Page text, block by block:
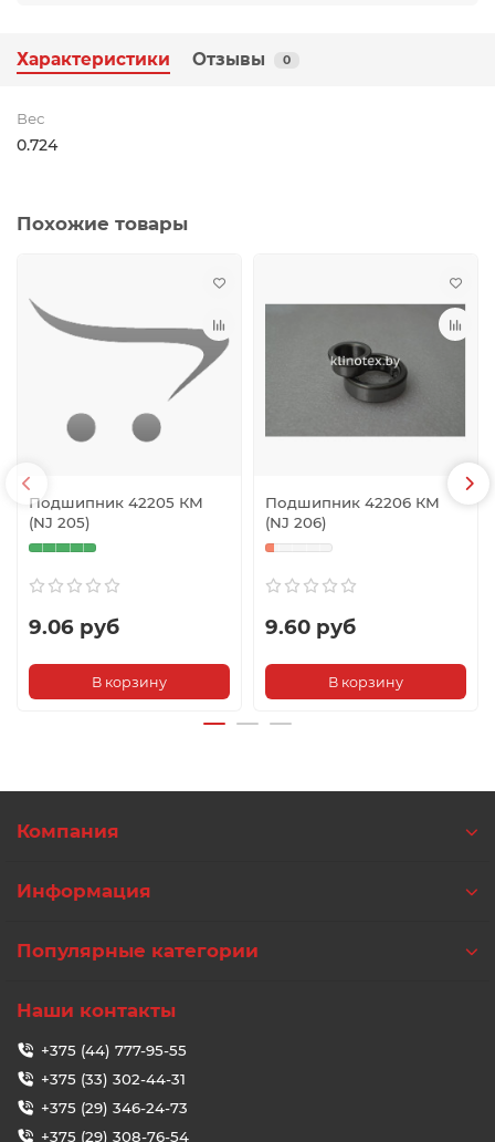
Характеристики Отзывы 0
Вес
0.724
Похожие товары
Подшипник 42205 КМ
(NJ 205)
9.06 руб
В корзину
Подшипник 42206 КМ
(NJ 206)
9.60 руб
В корзину
Компания
Информация
Популярные категории
Наши контакты
+375 (44) 777-95-55
+375 (33) 302-44-31
+375 (29) 346-24-73
+375 (29) 308-76-54